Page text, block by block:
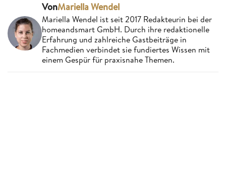
VonMariella Wendel
Mariella Wendel ist seit 2017 Redakteurin bei der
homeandsmart GmbH. Durch ihre redaktionelle
Erfahrung und zahlreiche Gastbeiträge in
Fachmedien verbindet sie fundiertes Wissen mit
einem Gespür für praxisnahe Themen.